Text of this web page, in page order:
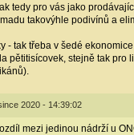
tedy pro vás jako
takovýhle podivínů a
- tak třeba v šedé
pětitisícovek, stejně tak pro
2020 - 14:39:02
mezi jedinou nádrží u